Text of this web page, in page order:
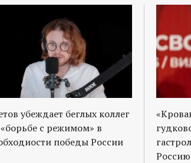
убеждает беглых коллег
с режимом» в
победы России
Россию